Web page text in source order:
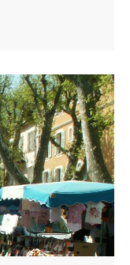
welcomes local
and stroll
and